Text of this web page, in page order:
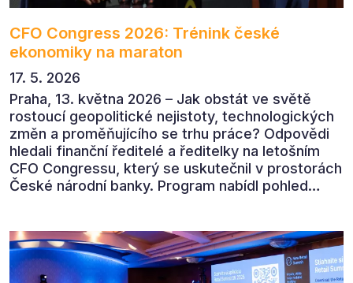
CFO Congress 2026: Trénink české
ekonomiky na maraton
17. 5. 2026
Praha, 13. května 2026 – Jak obstát ve světě
rostoucí geopolitické nejistoty, technologických
změn a proměňujícího se trhu práce? Odpovědi
hledali finanční ředitelé a ředitelky na letošním
CFO Congressu, který se uskutečnil v prostorách
České národní banky. Program nabídl pohled
automatizaci, leadership i budoucnost role CFO.